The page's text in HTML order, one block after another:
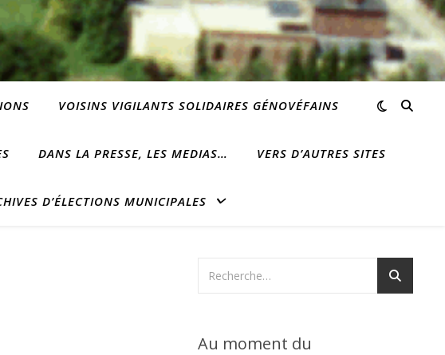
VOISINS VIGILANTS SOLIDAIRES GÉNOVÉFAINS
DANS LA PRESSE, LES MEDIAS… VERS D’AUTRES SITES
D’ÉLECTIONS MUNICIPALES
Au moment du